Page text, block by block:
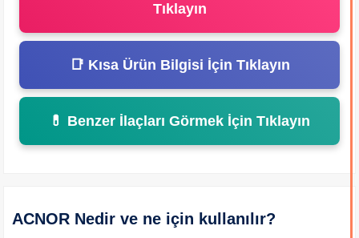
Tıklayın
📑 Kısa Ürün Bilgisi İçin Tıklayın
💊 Benzer İlaçları Görmek İçin Tıklayın
ACNOR Nedir ve ne için kullanılır?